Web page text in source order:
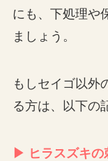
にも、下処理や
ましょう。
もしセイゴ以外
る方は、以下の
▶ ヒラスズキの